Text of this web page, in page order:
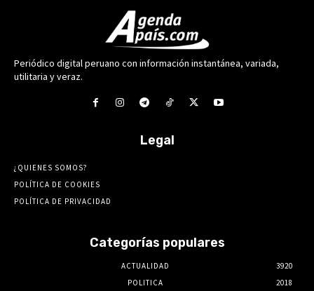
Periódico digital peruano con información instantánea, variada,
utilitaria y veraz.
Legal
¿QUIENES SOMOS?
POLÍTICA DE COOKIES
POLÍTICA DE PRIVACIDAD
Categorías populares
ACTUALIDAD
3920
POLITICA
2018